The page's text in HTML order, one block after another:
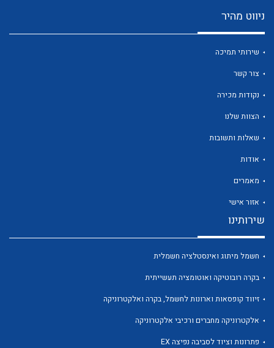
לכל מוצרי היצרן
ניווט מהיר
שירותי תמיכה
צור קשר
נקודות מכירה
הצוות שלנו
שאלות ותשובות
אודות
מאמרים
אזור אישי
שירותינו
חשמל מיתוג ואינסטלציה חשמלית
בקרה רובוטיקה ואוטומציה תעשייתית
זיווד קופסאות וארונות לחשמל, בקרה ואלקטרוניקה
אלקטרוניקה מחברים ורכיבי אלקטרוניקה
פתרונות וציוד לסביבה נפיצה EX